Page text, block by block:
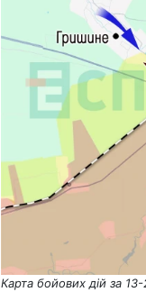
Карта бойових дій за